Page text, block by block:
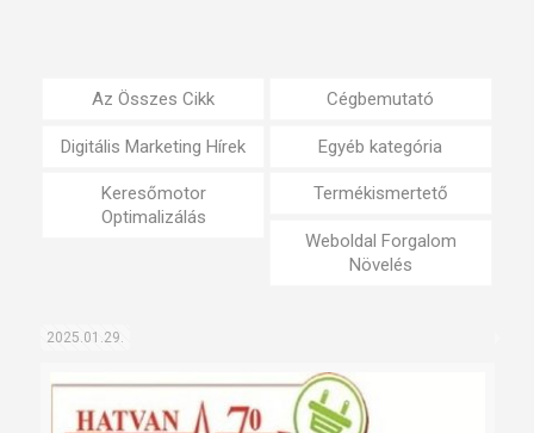
Az Összes Cikk Cégbemutató
Digitális Marketing Hírek Egyéb kategória
Keresőmotor
Optimalizálás
Termékismertető
Weboldal Forgalom
Növelés
2025.01.29.